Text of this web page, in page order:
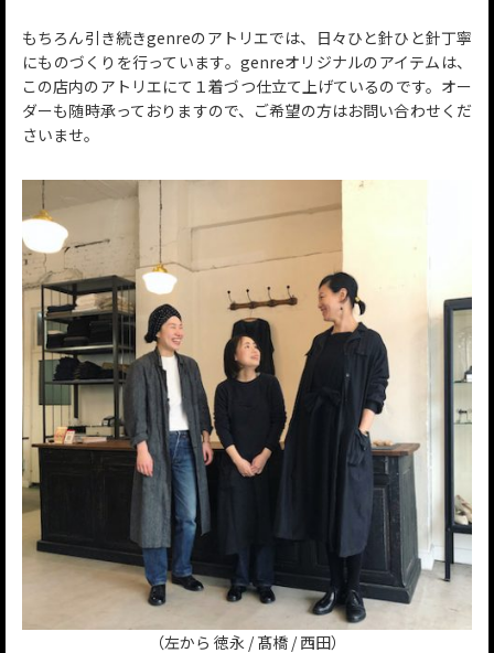
もちろん引き続きgenreのアトリエでは、日々ひと針ひと針丁寧
にものづくりを行っています。genreオリジナルのアイテムは、
この店内のアトリエにて１着づつ仕立て上げているのです。オー
ダーも随時承っておりますので、ご希望の方はお問い合わせくだ
さいませ。
（左から 徳永 / 髙橋 / 西田）